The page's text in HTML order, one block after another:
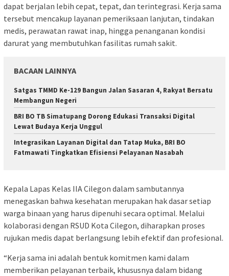
dapat berjalan lebih cepat, tepat, dan terintegrasi. Kerja sama
tersebut mencakup layanan pemeriksaan lanjutan, tindakan
medis, perawatan rawat inap, hingga penanganan kondisi
darurat yang membutuhkan fasilitas rumah sakit.
BACAAN LAINNYA
Satgas TMMD Ke-129 Bangun Jalan Sasaran 4, Rakyat Bersatu
Membangun Negeri
​BRI BO TB Simatupang Dorong Edukasi Transaksi Digital
Lewat Budaya Kerja Unggul
​Integrasikan Layanan Digital dan Tatap Muka, BRI BO
Fatmawati Tingkatkan Efisiensi Pelayanan Nasabah
Kepala Lapas Kelas IIA Cilegon dalam sambutannya
menegaskan bahwa kesehatan merupakan hak dasar setiap
warga binaan yang harus dipenuhi secara optimal. Melalui
kolaborasi dengan RSUD Kota Cilegon, diharapkan proses
rujukan medis dapat berlangsung lebih efektif dan profesional.
“Kerja sama ini adalah bentuk komitmen kami dalam
memberikan pelayanan terbaik, khususnya dalam bidang